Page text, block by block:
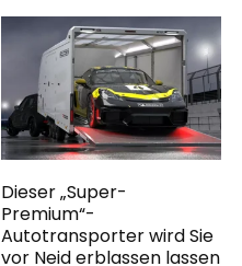
Dieser „Super-
Premium“-
Autotransporter wird Sie
vor Neid erblassen lassen